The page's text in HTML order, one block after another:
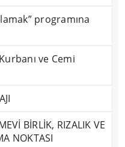
programına
ve Cemi
BİRLİK, RIZALIK VE
NOKTASI